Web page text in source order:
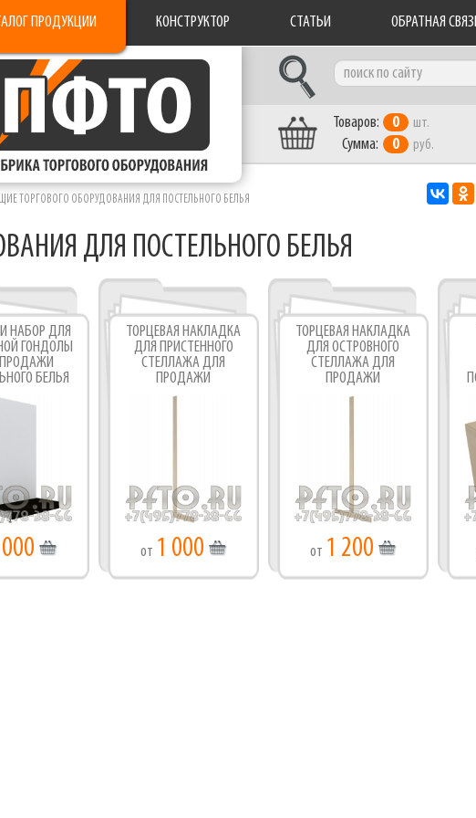
ПРОДУКЦИИ КОНСТРУКТОР СТАТЬИ ОБРАТНАЯ
Товаров: 0 шт.
Сумма: 0 руб.
ТОРГОВОГО ОБОРУДОВАНИЯ ДЛЯ ПОСТЕЛЬНОГО БЕЛЬЯ
ДЛЯ ПОСТЕЛЬНОГО БЕЛЬЯ
НАБОР ДЛЯ
ГОНДОЛЫ
БЕЛЬЯ
ТОРЦЕВАЯ НАКЛАДКА
ДЛЯ ПРИСТЕННОГО
СТЕЛЛАЖА ДЛЯ
ПРОДАЖИ
ПОСТЕЛЬНОГО БЕЛЬЯ
от 1 000
ТОРЦЕВАЯ НАКЛАДКА
ДЛЯ ОСТРОВНОГО
СТЕЛЛАЖА ДЛЯ
ПРОДАЖИ
ПОСТЕЛЬНОГО БЕЛЬЯ
от 1 200